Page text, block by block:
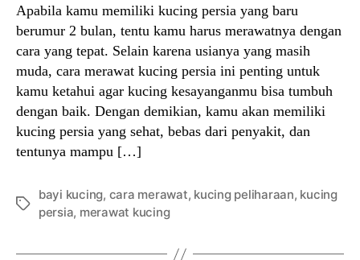
Apabila kamu memiliki kucing persia yang baru
berumur 2 bulan, tentu kamu harus merawatnya dengan
cara yang tepat. Selain karena usianya yang masih
muda, cara merawat kucing persia ini penting untuk
kamu ketahui agar kucing kesayanganmu bisa tumbuh
dengan baik. Dengan demikian, kamu akan memiliki
kucing persia yang sehat, bebas dari penyakit, dan
tentunya mampu […]
Tags
bayi kucing, cara merawat, kucing peliharaan, kucing
persia, merawat kucing